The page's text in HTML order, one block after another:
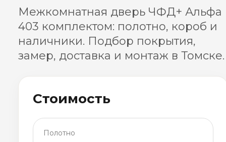
Межкомнатная дверь ЧФД+ Альфа
403 комплектом: полотно, короб и
наличники. Подбор покрытия,
замер, доставка и монтаж в Томске.
Стоимость
Полотно